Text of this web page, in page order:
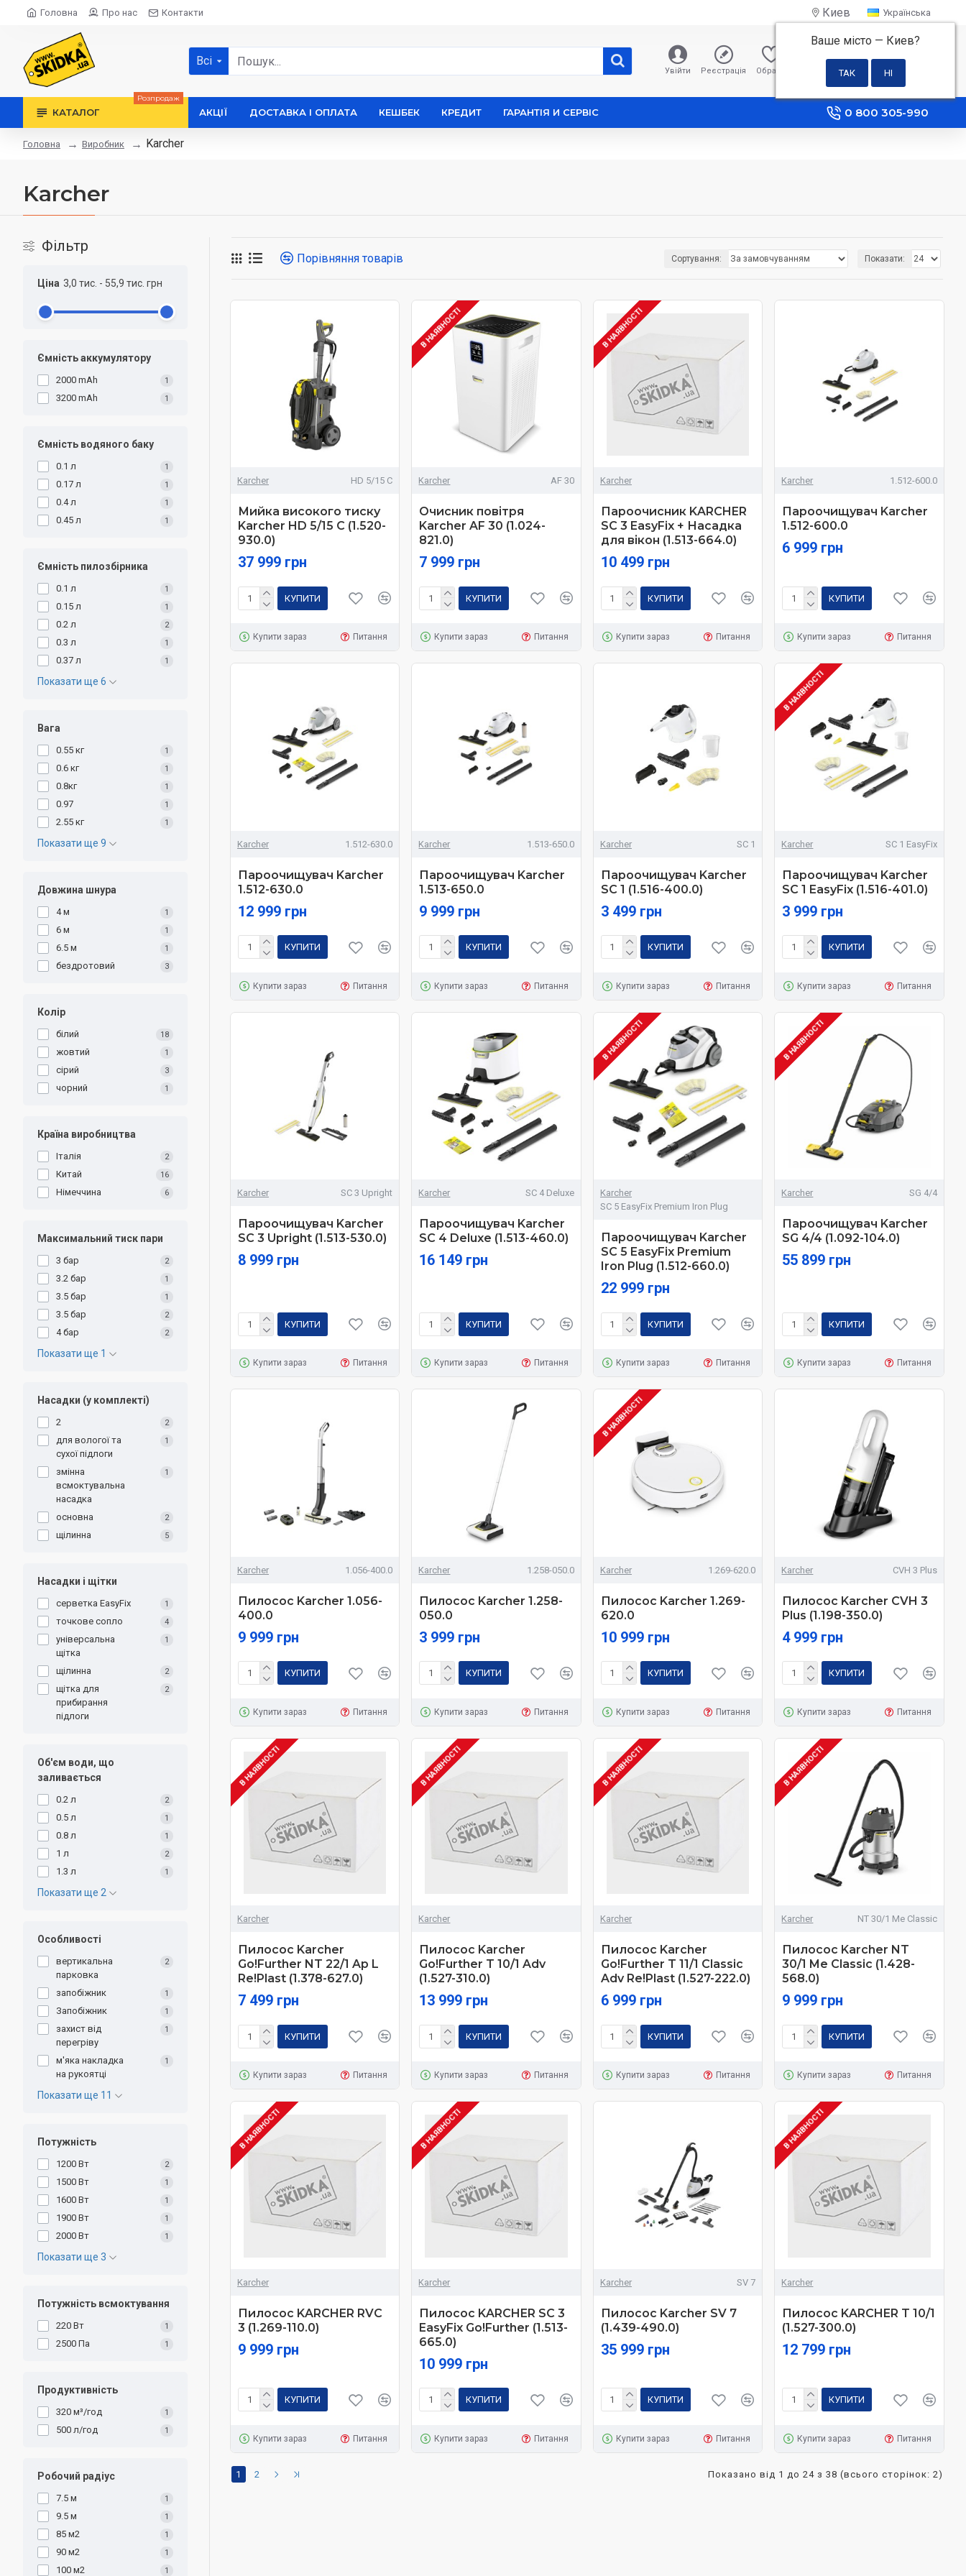
Головна Про нас Контакти Киев
Ваше місто — Киев?
Українська
Всі
Увійти Реєстрація Обране Порівняння
0 грн
КАТАЛОГ
Розпродаж
АКЦІЇ ДОСТАВКА І ОПЛАТА КЕШБЕК КРЕДИТ ГАРАНТІЯ И СЕРВІС 0 800 305-990
Головна Виробник Karcher
Karcher
Фільтр
3,0 тис. - 55,9 тис. грн
Ціна
Ємність аккумулятору
2000 mAh 1
3200 mAh 1
Ємність водяного баку
0.1 л 1
0.17 л 1
0.4 л 1
0.45 л 1
Ємність пилозбірника
0.1 л 1
0.15 л 1
0.2 л 2
0.3 л 1
0.37 л 1
Показати ще 6
Вага
0.55 кг 1
0.6 кг 1
0.8кг 1
0.97 1
2.55 кг 1
Показати ще 9
Довжина шнура
4 м 1
6 м 1
6.5 м 1
бездротовий 3
Колір
білий 18
жовтий 1
сірий 3
чорний 1
Країна виробництва
Італія 2
Китай 16
Німеччина 6
Максимальний тиск пари
3 бар 2
3.2 бар 1
3.5 бар 1
3.5 бар 2
4 бар 2
Показати ще 1
Насадки (у комплекті)
2 2
для вологої та
сухої підлоги
1
змінна
всмоктувальна
насадка
1
основна 2
щілинна 5
Насадки і щітки
серветка EasyFix 1
точкове сопло 4
універсальна
щітка
1
щілинна 2
щітка для
прибирання
підлоги
2
Об'єм води, що
заливається
0.2 л 2
0.5 л 1
0.8 л 1
1 л 2
1.3 л 1
Показати ще 2
Особливості
вертикальна
парковка
2
запобіжник 1
Запобіжник 1
захист від
перегріву
1
м'яка накладка
на рукоятці
1
Показати ще 11
Потужність
1200 Вт 2
1500 Вт 1
1600 Вт 1
1900 Вт 1
2000 Вт 1
Показати ще 3
Потужність всмоктування
220 Вт 1
2500 Па 1
Продуктивність
320 м³/год 1
500 л/год 1
Робочий радіус
7.5 м 1
9.5 м 1
85 м2 1
90 м2 1
100 м2 1
Порівняння товарів Сортування: Показати:
Karcher HD 5/15 C
Мийка високого тиску
Karcher HD 5/15 C (1.520-
930.0)
37 999 грн
КУПИТИ
Купити зараз Питання
В НАЯВНОСТІ
Karcher AF 30
Очисник повітря
Karcher AF 30 (1.024-
821.0)
7 999 грн
КУПИТИ
Купити зараз Питання
В НАЯВНОСТІ
Karcher
Пароочисник KARCHER
SC 3 EasyFix + Насадка
для вікон (1.513-664.0)
10 499 грн
КУПИТИ
Купити зараз Питання
Karcher 1.512-600.0
Пароочищувач Karcher
1.512-600.0
6 999 грн
КУПИТИ
Купити зараз Питання
Karcher 1.512-630.0
Пароочищувач Karcher
1.512-630.0
12 999 грн
КУПИТИ
Купити зараз Питання
Karcher 1.513-650.0
Пароочищувач Karcher
1.513-650.0
9 999 грн
КУПИТИ
Купити зараз Питання
Karcher SC 1
Пароочищувач Karcher
SC 1 (1.516-400.0)
3 499 грн
КУПИТИ
Купити зараз Питання
В НАЯВНОСТІ
Karcher SC 1 EasyFix
Пароочищувач Karcher
SC 1 EasyFix (1.516-401.0)
3 999 грн
КУПИТИ
Купити зараз Питання
Karcher SC 3 Upright
Пароочищувач Karcher
SC 3 Upright (1.513-530.0)
8 999 грн
КУПИТИ
Купити зараз Питання
Karcher SC 4 Deluxe
Пароочищувач Karcher
SC 4 Deluxe (1.513-460.0)
16 149 грн
КУПИТИ
Купити зараз Питання
В НАЯВНОСТІ
Karcher
SC 5 EasyFix Premium Iron Plug
Пароочищувач Karcher
SC 5 EasyFix Premium
Iron Plug (1.512-660.0)
22 999 грн
КУПИТИ
Купити зараз Питання
В НАЯВНОСТІ
Karcher SG 4/4
Пароочищувач Karcher
SG 4/4 (1.092-104.0)
55 899 грн
КУПИТИ
Купити зараз Питання
Karcher 1.056-400.0
Пилосос Karcher 1.056-
400.0
9 999 грн
КУПИТИ
Купити зараз Питання
Karcher 1.258-050.0
Пилосос Karcher 1.258-
050.0
3 999 грн
КУПИТИ
Купити зараз Питання
В НАЯВНОСТІ
Karcher 1.269-620.0
Пилосос Karcher 1.269-
620.0
10 999 грн
КУПИТИ
Купити зараз Питання
Karcher CVH 3 Plus
Пилосос Karcher CVH 3
Plus (1.198-350.0)
4 999 грн
КУПИТИ
Купити зараз Питання
В НАЯВНОСТІ
Karcher
Пилосос Karcher
Go!Further NT 22/1 Ap L
Re!Plast (1.378-627.0)
7 499 грн
КУПИТИ
Купити зараз Питання
В НАЯВНОСТІ
Karcher
Пилосос Karcher
Go!Further T 10/1 Adv
(1.527-310.0)
13 999 грн
КУПИТИ
Купити зараз Питання
В НАЯВНОСТІ
Karcher
Пилосос Karcher
Go!Further T 11/1 Classic
Adv Re!Plast (1.527-222.0)
6 999 грн
КУПИТИ
Купити зараз Питання
В НАЯВНОСТІ
Karcher NT 30/1 Me Classic
Пилосос Karcher NT
30/1 Me Classic (1.428-
568.0)
9 999 грн
КУПИТИ
Купити зараз Питання
В НАЯВНОСТІ
Karcher
Пилосос KARCHER RVC
3 (1.269-110.0)
9 999 грн
КУПИТИ
Купити зараз Питання
В НАЯВНОСТІ
Karcher
Пилосос KARCHER SC 3
EasyFix Go!Further (1.513-
665.0)
10 999 грн
КУПИТИ
Купити зараз Питання
Karcher SV 7
Пилосос Karcher SV 7
(1.439-490.0)
35 999 грн
КУПИТИ
Купити зараз Питання
В НАЯВНОСТІ
Karcher
Пилосос KARCHER T 10/1
(1.527-300.0)
12 799 грн
КУПИТИ
Купити зараз Питання
1 2 Показано від 1 до 24 з 38 (всього сторінок: 2)